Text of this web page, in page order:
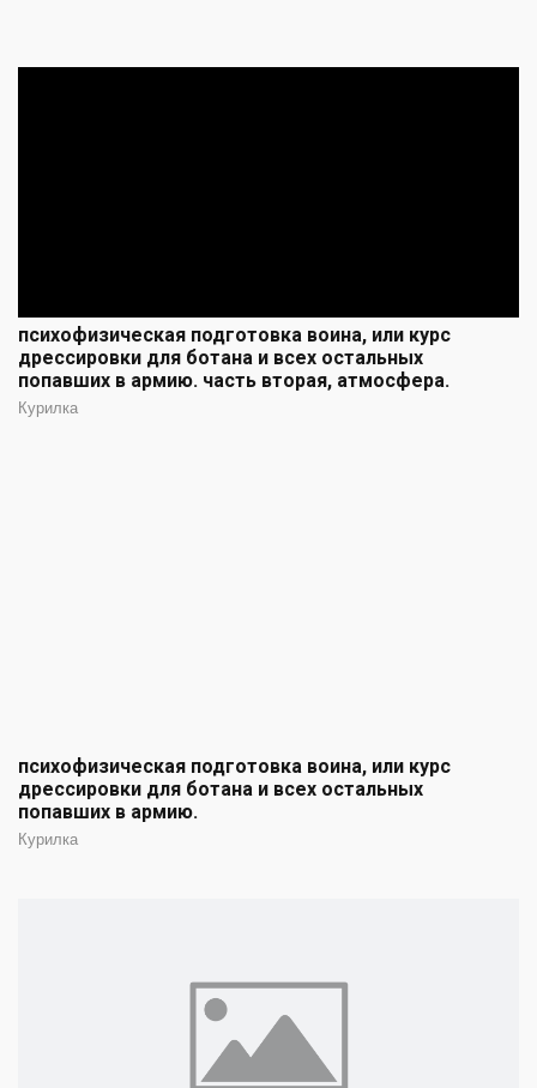
психофизическая подготовка воина, или курс
дрессировки для ботана и всех остальных
попавших в армию. часть вторая, атмосфера.
Курилка
психофизическая подготовка воина, или курс
дрессировки для ботана и всех остальных
попавших в армию.
Курилка